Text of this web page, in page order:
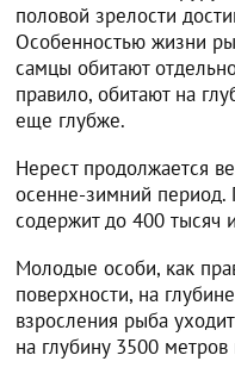
половой зрелости
Особенностью жизни
самцы обитают
правило, обитают на
еще глубже.
Нерест продолжается
осенне-зимний период.
содержит до 400 тысяч
Молодые особи, как
поверхности, на
взросления рыба
на глубину 3500